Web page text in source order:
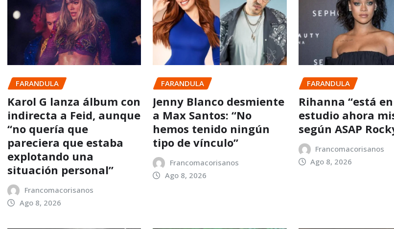
FARANDULA
Karol G lanza álbum con
indirecta a Feid, aunque
“no quería que
pareciera que estaba
explotando una
situación personal”
Francomacorisanos
Ago 8, 2026
FARANDULA
Jenny Blanco desmiente
a Max Santos: “No
hemos tenido ningún
tipo de vínculo”
Francomacorisanos
Ago 8, 2026
FARANDULA
Rihanna “está
estudio ahora
según ASAP
Francomacorisanos
Ago 8, 2026